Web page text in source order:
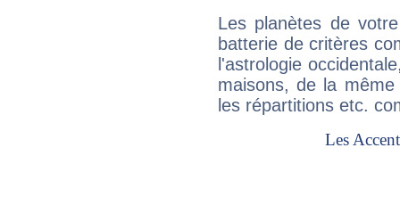
Les planètes de
batterie de critères
l'astrologie
maisons, de la
les répartitions etc.